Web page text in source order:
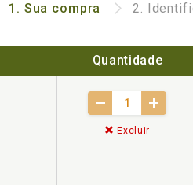
1. Sua compra 2.
Quantidade
Excluir